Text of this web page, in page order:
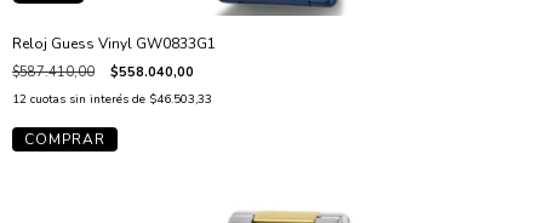
Reloj Guess Vinyl GW0833G1
$587.410,00 $558.040,00
12 cuotas sin interés de $46.503,33